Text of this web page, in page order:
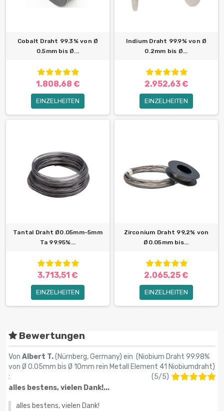
Cobalt Draht 99.3% von Ø
0.5mm bis Ø...
1.808,68 €
EINZELHEITEN
Indium Draht 99.9% von Ø
0.2mm bis Ø...
2.952,63 €
EINZELHEITEN
Tantal Draht Ø0.05mm-5mm
Ta 99.95%...
3.713,51 €
EINZELHEITEN
Zirconium Draht 99,2% von
Ø0.05mm bis...
2.065,25 €
EINZELHEITEN
Bewertungen
Von Albert T.(Nürnberg, Germany) ein (Niobium Draht 99.98%
von Ø 0.05mm bis Ø 10mm rein Metall Element 41 Niobiumdraht)
:
(5/5)
alles bestens, vielen Dank!...
alles bestens, vielen Dank!